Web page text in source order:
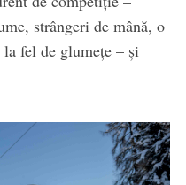
strângeri de mână, o
la fel de glumeţe – şi